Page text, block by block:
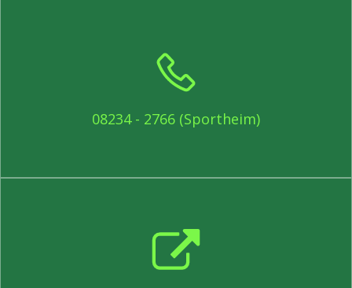
08234 - 2766 (Sportheim)